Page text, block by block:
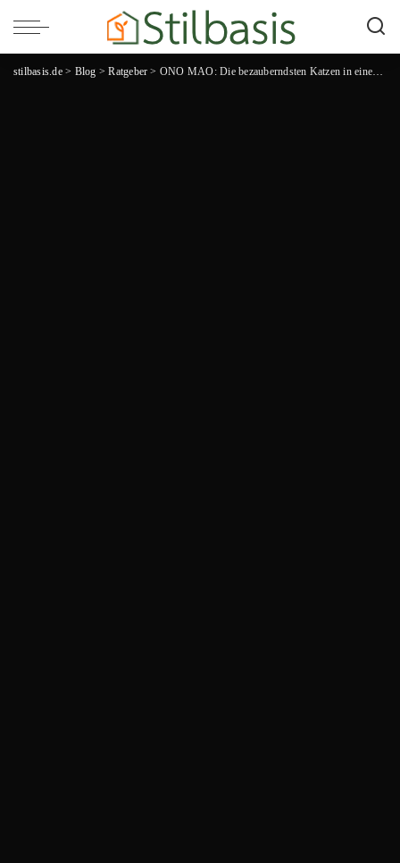
stilbasis.de> Blog >Ratgeber > ONO MAO: Die bezauberndsten Katzen in einer Welt voller Samtpfoten